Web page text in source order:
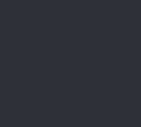
roku, na dofinansowanie realizacji